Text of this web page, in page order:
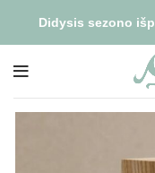
Didysis sezono